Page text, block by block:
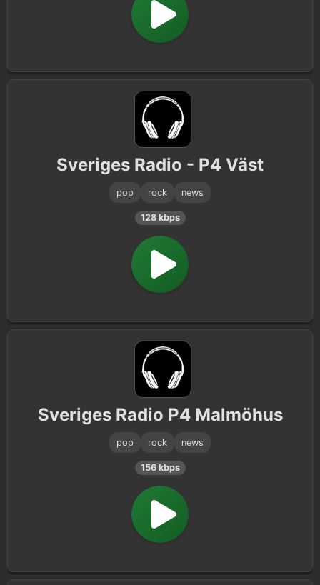
Sveriges Radio - P4 Väst
pop rock news
128 kbps
Sveriges Radio P4 Malmöhus
pop rock news
156 kbps